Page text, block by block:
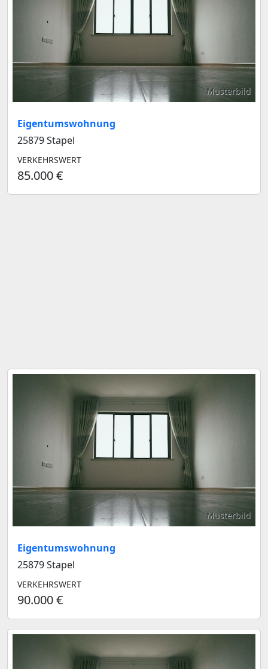
Musterbild
Eigentumswohnung
25879 Stapel
VERKEHRSWERT
85.000 €
Musterbild
Eigentumswohnung
25879 Stapel
VERKEHRSWERT
90.000 €